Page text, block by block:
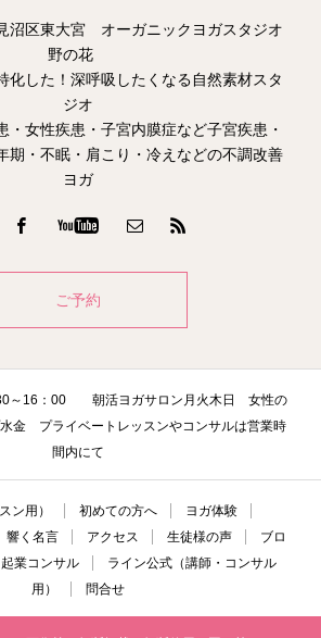
沼区東大宮 オーガニックヨガスタジオ
野の花
化した！深呼吸したくなる自然素材スタ
ジオ
・女性疾患・子宮内膜症など子宮疾患・
期・不眠・肩こり・冷えなどの不調改善
ヨガ
ご予約
～16：00 朝活ヨガサロン月火木日 女性の
金 プライベートレッスンやコンサルは営業時
間内にて
ン用） 初めての方へ
ヨガ体験
響く名言 アクセス 生徒様の声
ブロ
起業コンサル
ライン公式（講師・コンサル
用）
問合せ